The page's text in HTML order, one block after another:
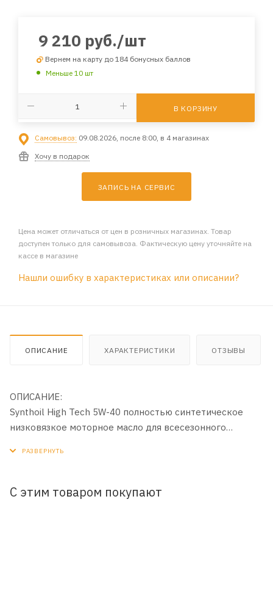
9 210 руб./шт
Вернем на карту до 184 бонусных баллов
Меньше 10 шт
В КОРЗИНУ
Самовывоз: 09.08.2026, после 8:00, в 4 магазинах
Хочу в подарок
ЗАПИСЬ НА СЕРВИС
Цена может отличаться от цен в розничных магазинах. Товар
доступен только для самовывоза. Фактическую цену уточняйте на
кассе в магазине
Нашли ошибку в характеристиках или описании?
ОПИСАНИЕ ХАРАКТЕРИСТИКИ ОТЗЫВЫ
ОПИСАНИЕ:
Synthoil High Tech 5W-40 полностью синтетическое
низковязкое моторное масло для всесезонного
соответствует требованиям современных концепций
С этим товаром покупают